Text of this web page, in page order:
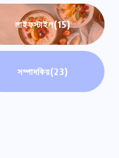
লাইফস্টাইল(15)
সম্পাদকিয়(23)